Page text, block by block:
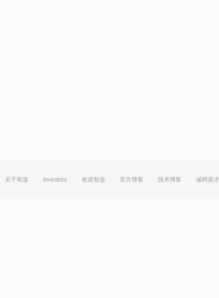
关于有道 Investors 有道智选 官方博客 技术博客 诚聘英才